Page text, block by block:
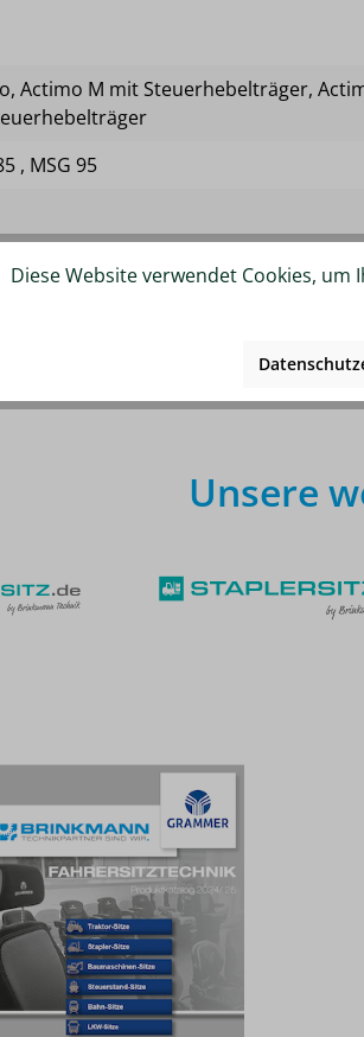
, Actimo M mit Steuerhebelträger,
, MSG 95
Unsere
Diese Website verwendet Cookies,